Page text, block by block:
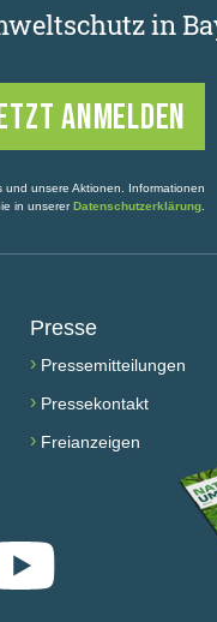
in
und unsere Aktionen. Informationen
in unsererDatenschutzerklärung
Presse
› Pressemitteilungen
› Pressekontakt
› Freianzeigen